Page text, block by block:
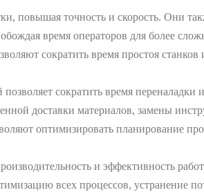
повышая точность и скорость. Они
время операторов для более
сократить время простоя
сократить время переналадки
доставки материалов, замены
оптимизировать планирование
и эффективность
всех процессов, устранение